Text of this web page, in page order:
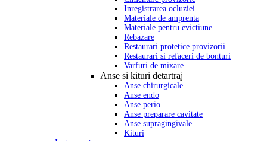
Inregistrarea ocluziei
Materiale de amprenta
Materiale pentru evictiune
Rebazare
Restaurari protetice provizorii
Restaurari si refaceri de bonturi
Varfuri de mixare
Anse si kituri detartraj
Anse chirurgicale
Anse endo
Anse perio
Anse preparare cavitate
Anse supragingivale
Kituri